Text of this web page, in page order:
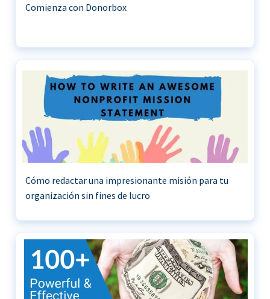
Comienza con Donorbox
Cómo redactar una impresionante misión para tu
organización sin fines de lucro